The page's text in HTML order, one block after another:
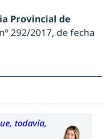
Provincial de
292/2017, de fecha
todavía,